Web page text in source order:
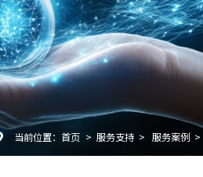
当前位置： 首页 > 服务支持 > 服务案例 >